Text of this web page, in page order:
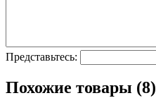
Представьтесь:
Похожие товары (8)